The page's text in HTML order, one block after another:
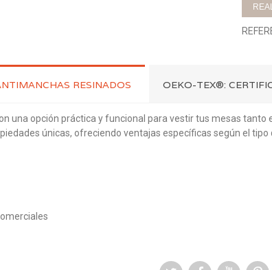
RESINADOS OEKO-TEX®:
una opción práctica y funcional para vestir tus mesas
únicas, ofreciendo ventajas específicas según el tipo